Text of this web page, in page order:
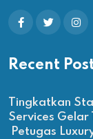
Recent
Tingkatkan
Services Gelar
Petugas